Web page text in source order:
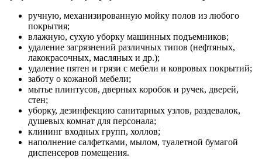
ручную, механизированную мойку полов из любого
покрытия;
влажную, сухую уборку машинных подъемников;
удаление загрязнений различных типов (нефтяных,
лакокрасочных, масляных и др.);
удаление пятен и грязи с мебели и ковровых покрытий;
заботу о кожаной мебели;
мытье плинтусов, дверных коробок и ручек, дверей,
стен;
уборку, дезинфекцию санитарных узлов, раздевалок,
душевых комнат для персонала;
клининг входных групп, холлов;
наполнение салфетками, мылом, туалетной бумагой
диспенсеров помещения.